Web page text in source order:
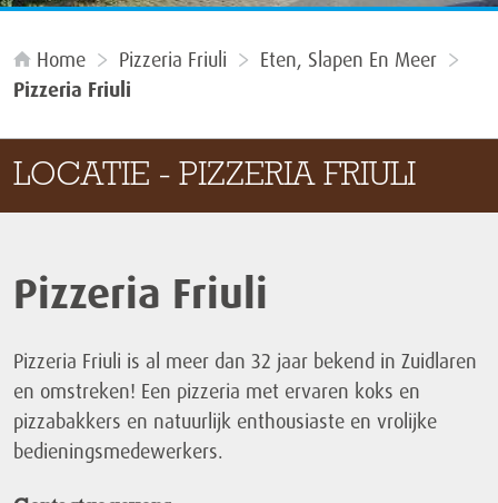
Home Pizzeria Friuli
Eten, Slapen En Meer
Pizzeria Friuli
LOCATIE - PIZZERIA FRIULI
Pizzeria Friuli
Pizzeria Friuli is al meer dan 32 jaar bekend in Zuidlaren
en omstreken! Een pizzeria met ervaren koks en
pizzabakkers en natuurlijk enthousiaste en vrolijke
bedieningsmedewerkers.